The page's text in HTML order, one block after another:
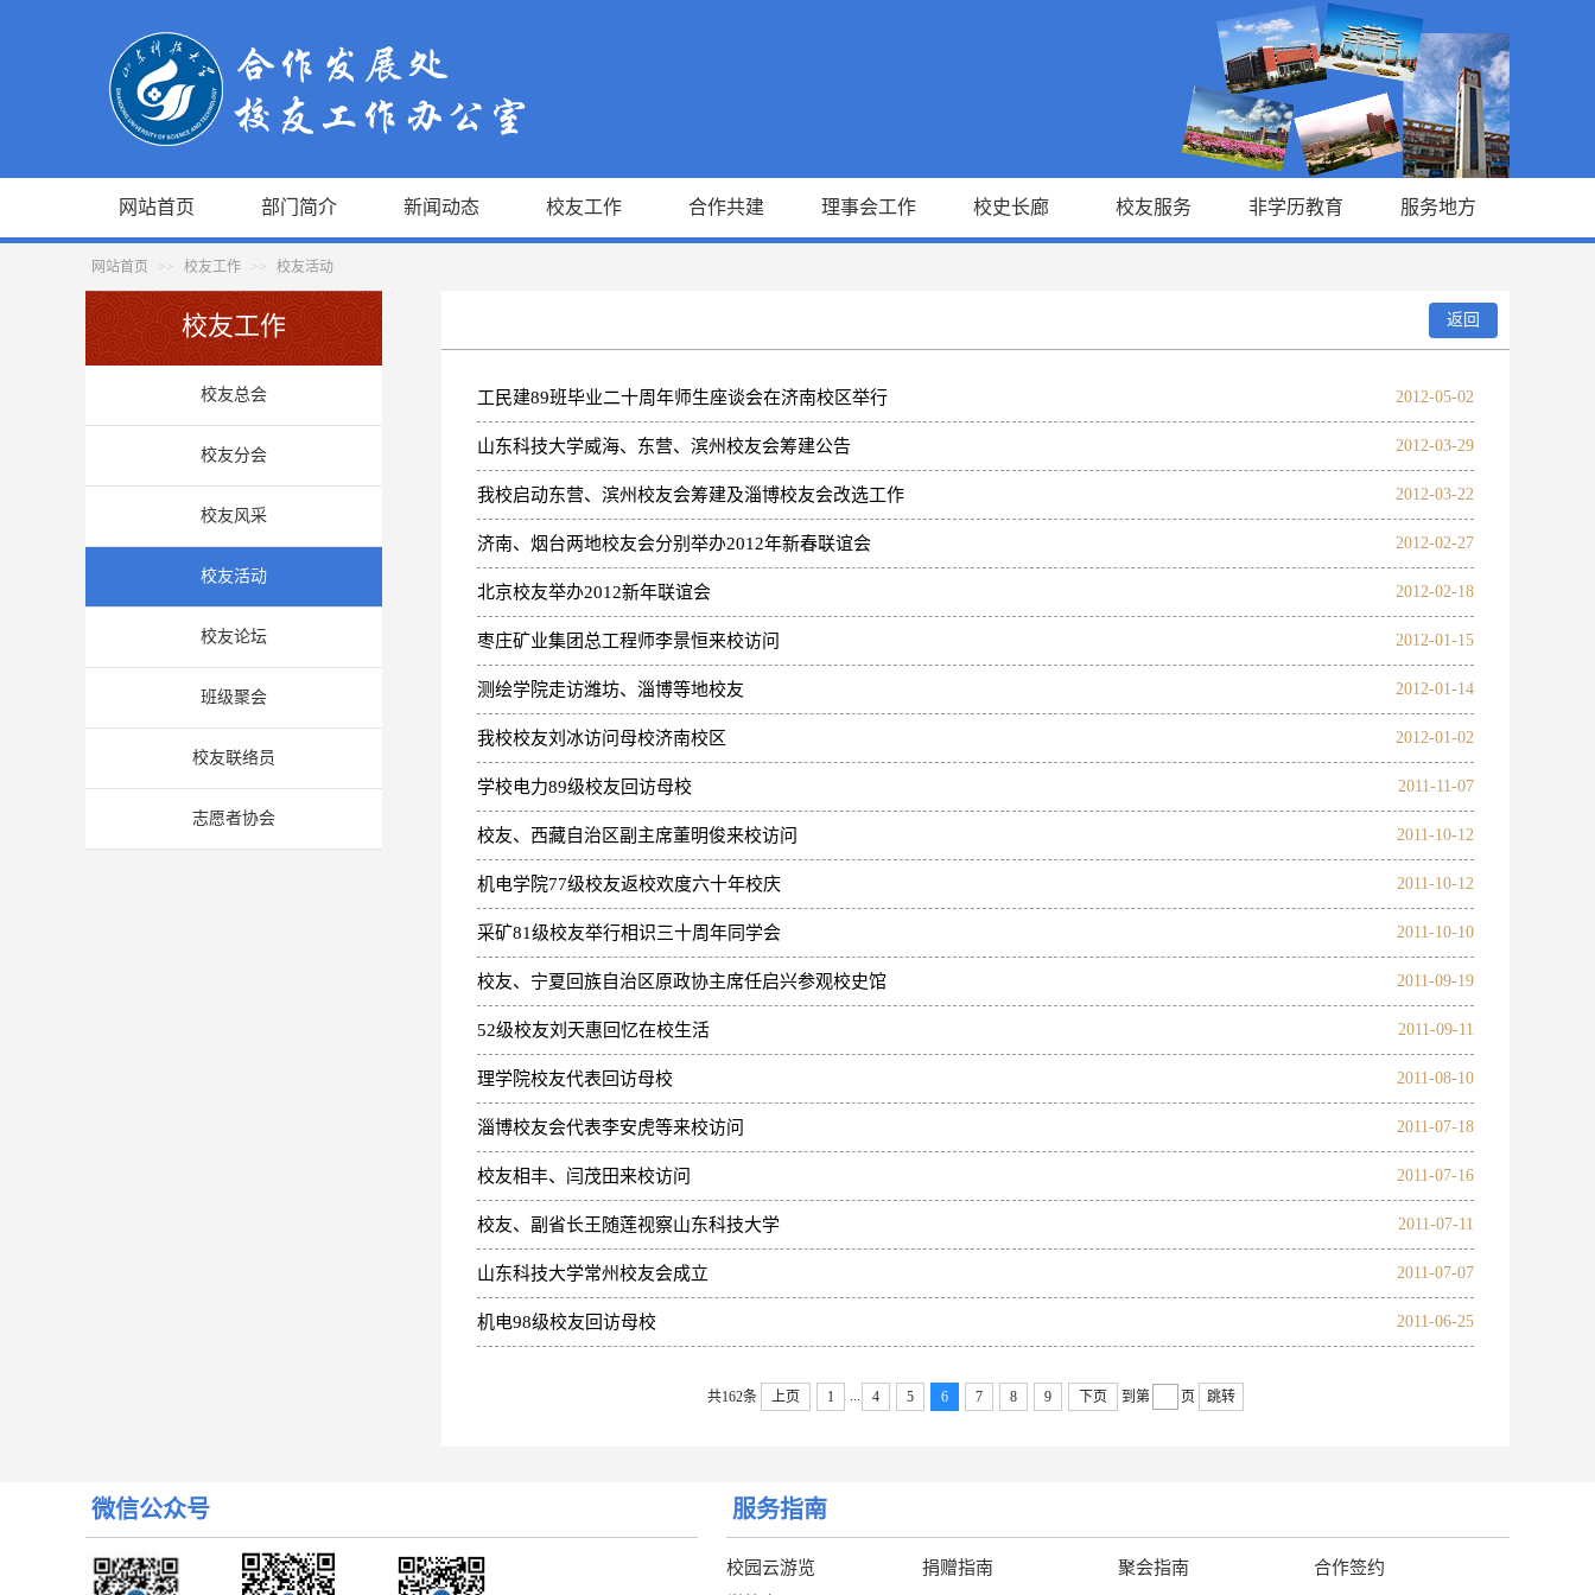
网站首页 部门简介 新闻动态 校友工作 合作共建 理事会工作 校史长廊 校友服务 非学历教育 服务地方
网站首页 >> 校友工作 >> 校友活动
校友工作
校友总会
校友分会
校友风采
校友活动
校友论坛
班级聚会
校友联络员
志愿者协会
返回
2012-05-02
工民建89班毕业二十周年师生座谈会在济南校区举行
2012-03-29
山东科技大学威海、东营、滨州校友会筹建公告
2012-03-22
我校启动东营、滨州校友会筹建及淄博校友会改选工作
2012-02-27
济南、烟台两地校友会分别举办2012年新春联谊会
2012-02-18
北京校友举办2012新年联谊会
2012-01-15
枣庄矿业集团总工程师李景恒来校访问
2012-01-14
测绘学院走访潍坊、淄博等地校友
2012-01-02
我校校友刘冰访问母校济南校区
2011-11-07
学校电力89级校友回访母校
2011-10-12
校友、西藏自治区副主席董明俊来校访问
2011-10-12
机电学院77级校友返校欢度六十年校庆
2011-10-10
采矿81级校友举行相识三十周年同学会
2011-09-19
校友、宁夏回族自治区原政协主席任启兴参观校史馆
2011-09-11
52级校友刘天惠回忆在校生活
2011-08-10
理学院校友代表回访母校
2011-07-18
淄博校友会代表李安虎等来校访问
2011-07-16
校友相丰、闫茂田来校访问
2011-07-11
校友、副省长王随莲视察山东科技大学
2011-07-07
山东科技大学常州校友会成立
2011-06-25
机电98级校友回访母校
共162条 上页 1 4 5 6 7 8 9 下页 到第 页 跳转
微信公众号 服务指南
校园云游览 捐赠指南 聚会指南
合作签约